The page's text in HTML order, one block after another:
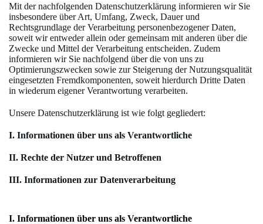
Mit der nachfolgenden Datenschutzerklärung informieren wir Sie
insbesondere über Art, Umfang, Zweck, Dauer und
Rechtsgrundlage der Verarbeitung personenbezogener Daten,
soweit wir entweder allein oder gemeinsam mit anderen über die
Zwecke und Mittel der Verarbeitung entscheiden. Zudem
informieren wir Sie nachfolgend über die von uns zu
Optimierungszwecken sowie zur Steigerung der Nutzungsqualität
eingesetzten Fremdkomponenten, soweit hierdurch Dritte Daten
in wiederum eigener Verantwortung verarbeiten.
Unsere Datenschutzerklärung ist wie folgt gegliedert:
I. Informationen über uns als Verantwortliche
II. Rechte der Nutzer und Betroffenen
III. Informationen zur Datenverarbeitung
I. Informationen über uns als Verantwortliche